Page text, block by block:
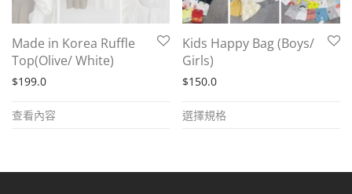
Made in Korea Ruffle
Top(Olive/ White)
$199.0
查看內容
Kids Happy Bag (Boys/
Girls)
$150.0
選擇規格
product
multiple